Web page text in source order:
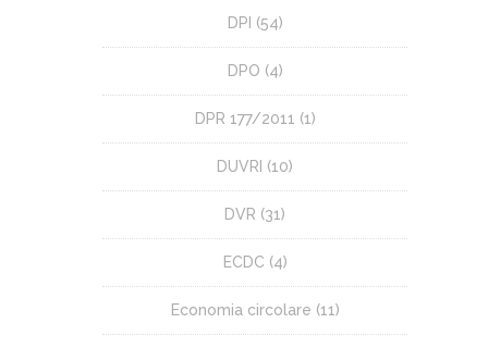
DPI (54)
DPO (4)
DPR 177/2011 (1)
DUVRI (10)
DVR (31)
ECDC (4)
Economia circolare (11)